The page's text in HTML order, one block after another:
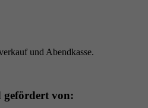
und Abendkasse.
von: